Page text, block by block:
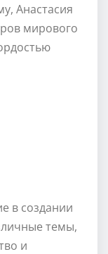
Анастасия
мирового
в создании
темы,
и